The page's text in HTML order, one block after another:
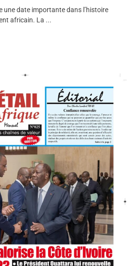
une date importante dans l’histoire
africain. La ...